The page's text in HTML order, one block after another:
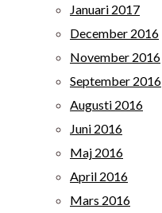
Januari 2017
December 2016
November 2016
September 2016
Augusti 2016
Juni 2016
Maj 2016
April 2016
Mars 2016